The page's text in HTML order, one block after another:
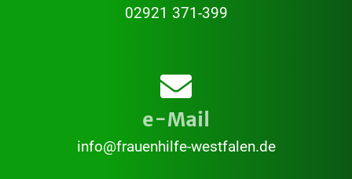
02921 371-399
e-Mail
info@frauenhilfe-westfalen.de